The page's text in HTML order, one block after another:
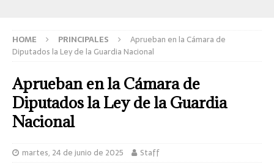
HOME PRINCIPALES
Aprueban en la Cámara de
Diputados la Ley de la Guardia Nacional
Aprueban en la Cámara de
Diputados la Ley de la Guardia
Nacional
martes, 24 de junio de 2025 Staff